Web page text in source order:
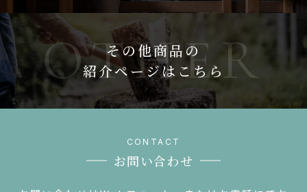
その他商品の
紹介ページはこちら
お問い合わせ